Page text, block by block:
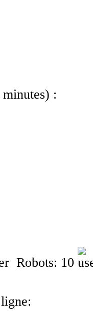
:
Robots: 10